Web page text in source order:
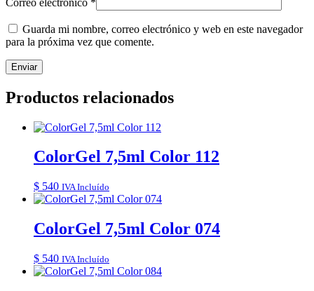
Guarda mi nombre, correo electrónico y web en este navegador
para la próxima vez que comente.
Productos relacionados
ColorGel 7,5ml Color 112
$ 540 IVA Incluído
ColorGel 7,5ml Color 074
$ 540 IVA Incluído